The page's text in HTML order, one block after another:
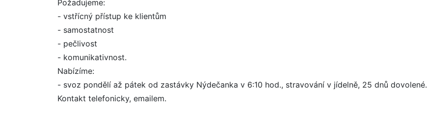
Požadujeme:
- vstřícný přístup ke klientům
- samostatnost
- pečlivost
- komunikativnost.
Nabízíme:
- svoz pondělí až pátek od zastávky Nýdečanka v 6:10 hod., stravování v jídelně, 25 dnů dovolené.
Kontakt telefonicky, emailem.